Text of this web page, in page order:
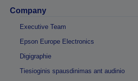
Company
Executive Team
Epson Europe Electronics
Digigraphie
Tiesioginis spausdinimas ant audinio